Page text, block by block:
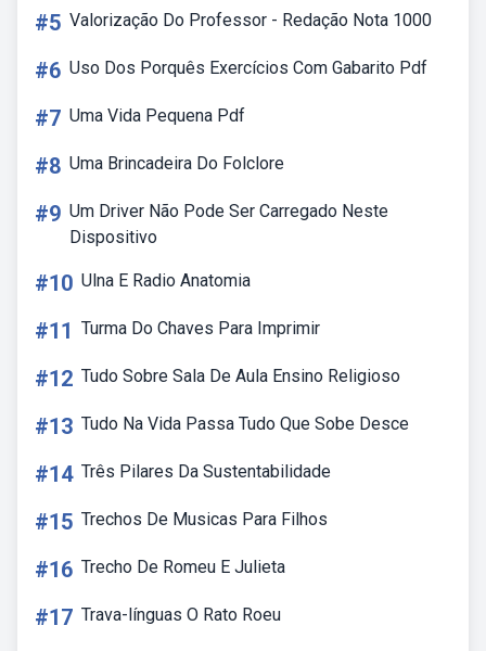
#5 Valorização Do Professor - Redação Nota 1000
#6 Uso Dos Porquês Exercícios Com Gabarito Pdf
#7 Uma Vida Pequena Pdf
#8 Uma Brincadeira Do Folclore
#9 Um Driver Não Pode Ser Carregado Neste
Dispositivo
#10 Ulna E Radio Anatomia
#11 Turma Do Chaves Para Imprimir
#12 Tudo Sobre Sala De Aula Ensino Religioso
#13 Tudo Na Vida Passa Tudo Que Sobe Desce
#14 Três Pilares Da Sustentabilidade
#15 Trechos De Musicas Para Filhos
#16 Trecho De Romeu E Julieta
#17 Trava-línguas O Rato Roeu